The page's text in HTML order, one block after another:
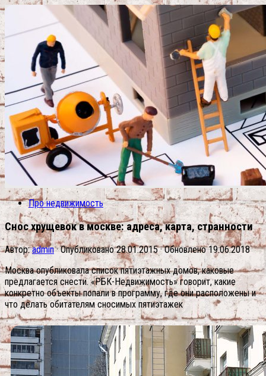
Про недвижимость
Снос хрущевок в москве: адреса, карта, странности
Автор:admin · Опубликовано28.01.2015· Обновлено19.06.2018
Москва опубликовала список пятиэтажных домов, каковые
предлагается снести. «РБК-Недвижимость» говорит, какие
конкретно объекты попали в программу, где они расположены и
что делать обитателям сносимых пятиэтажек